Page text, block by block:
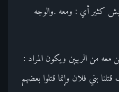
كثير أي : ومعه .والوجه
معه من الربيين ويكون المراد :
بني فلان وإنما قتلوا بعضهم